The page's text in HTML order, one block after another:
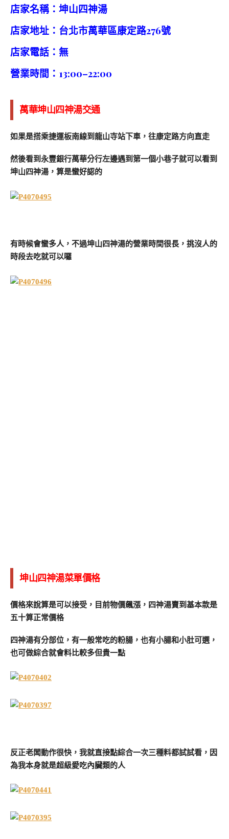
店家名稱：坤山四神湯
店家地址：台北市萬華區康定路276號
店家電話：無
營業時間：13:00–22:00
萬華坤山四神湯交通
如果是搭乘捷運板南線到龍山寺站下車，往康定路方向直走
然後看到永豐銀行萬華分行左邊遇到第一個小巷子就可以看到
坤山四神湯，算是蠻好認的
有時候會蠻多人，不過坤山四神湯的營業時間很長，挑沒人的
時段去吃就可以囉
坤山四神湯菜單價格
價格來說算是可以接受，目前物價飆漲，四神湯賣到基本款是
五十算正常價格
四神湯有分部位，有一般常吃的粉腸，也有小腸和小肚可選，
也可做綜合就會料比較多但貴一點
反正老闆動作很快，我就直接點綜合一次三種料都試試看，因
為我本身就是超級愛吃內臟類的人